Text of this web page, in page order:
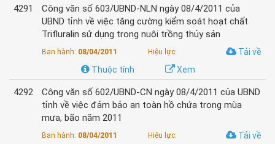
4291
Công văn số 603/UBND-NLN ngày 08/4/2011 của
UBND tỉnh về việc tăng cường kiểm soát hoạt chất
Trifluralin sử dụng trong nuôi trồng thủy sản
Ban hành: 08/04/2011 Hiệu lực:
Tải về
Xem
Thuộc tính
4292
Công văn số 602/UBND-CN ngày 08/4/2011 của UBND
tỉnh về việc đảm bảo an toàn hồ chứa trong mùa
mưa, bão năm 2011
Ban hành: 08/04/2011 Hiệu lực:
Tải về